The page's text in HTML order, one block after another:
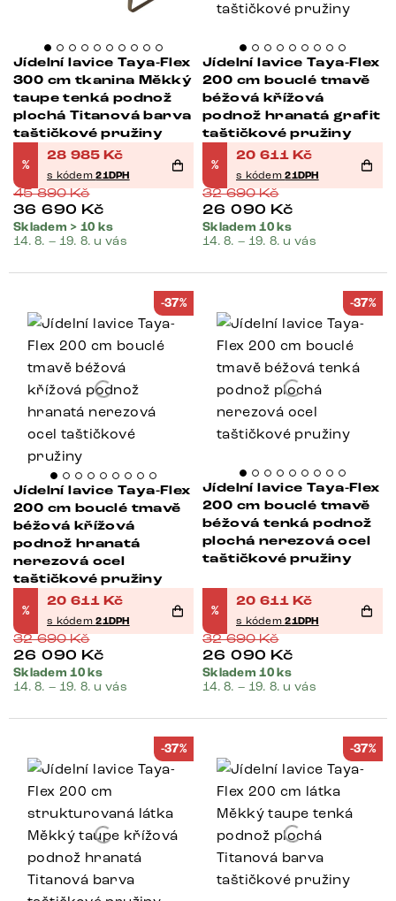
Jídelní lavice Taya-Flex
300 cm tkanina Měkký
taupe tenká podnož
plochá Titanová barva
taštičkové pružiny
%
28 985 Kč
s kódem21DPH
45 890Kč
36 690 Kč
Skladem > 10 ks
14. 8. – 19. 8. u vás
Jídelní lavice Taya-Flex
200 cm bouclé tmavě
béžová křížová
podnož hranatá grafit
taštičkové pružiny
%
20 611 Kč
s kódem21DPH
32 690Kč
26 090 Kč
Skladem 10 ks
14. 8. – 19. 8. u vás
-37%
Jídelní lavice Taya-Flex
200 cm bouclé tmavě
béžová křížová
podnož hranatá
nerezová ocel
taštičkové pružiny
%
20 611 Kč
s kódem21DPH
32 690Kč
26 090 Kč
Skladem 10 ks
14. 8. – 19. 8. u vás
-37%
Jídelní lavice Taya-Flex
200 cm bouclé tmavě
béžová tenká podnož
plochá nerezová ocel
taštičkové pružiny
%
20 611 Kč
s kódem21DPH
32 690Kč
26 090 Kč
Skladem 10 ks
14. 8. – 19. 8. u vás
-37% -37%